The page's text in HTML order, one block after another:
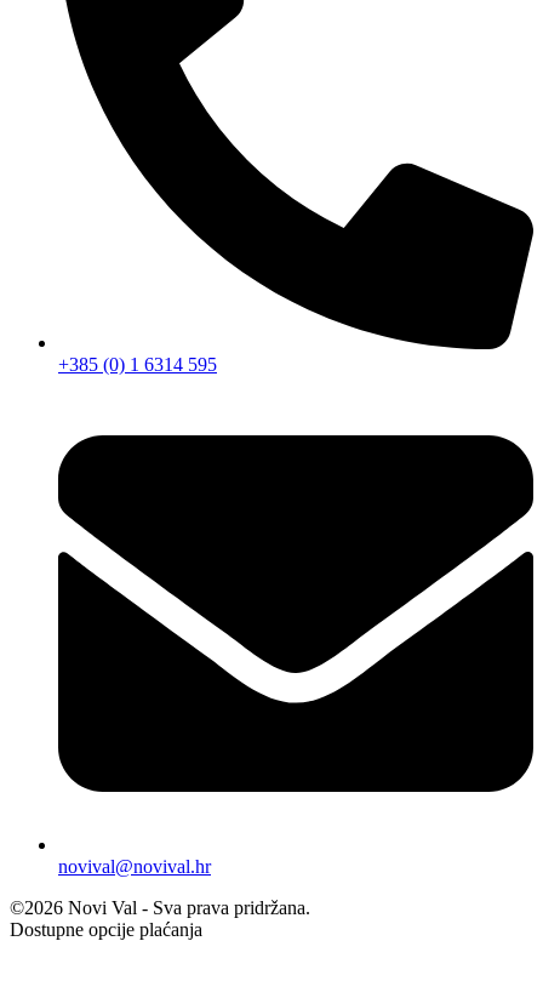
+385 (0) 1 6314 595
novival@novival.hr
©2026 Novi Val - Sva prava pridržana.
Dostupne opcije plaćanja